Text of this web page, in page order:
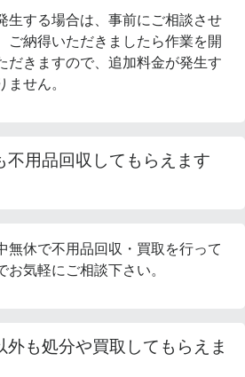
生する場合は、事前にご相談させ
ご納得いただきましたら作業を開
だきますので、追加料金が発生す
ません。
不用品回収してもらえます
無休で不用品回収・買取を行って
お気軽にご相談下さい。
外も処分や買取してもらえま